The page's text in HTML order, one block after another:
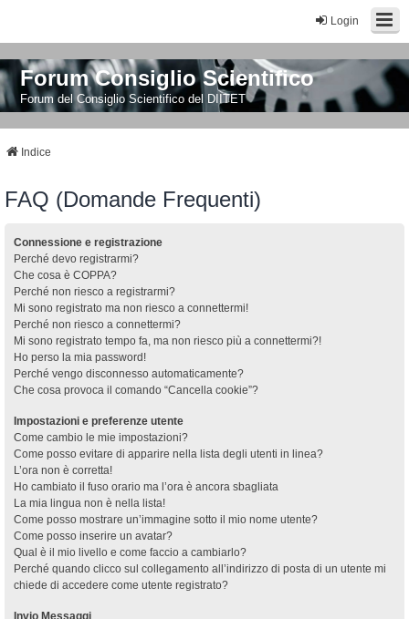
Login
Forum Consiglio Scientifico
Forum del Consiglio Scientifico del DIITET
Indice
FAQ (Domande Frequenti)
Connessione e registrazione
Perché devo registrarmi?
Che cosa è COPPA?
Perché non riesco a registrarmi?
Mi sono registrato ma non riesco a connettermi!
Perché non riesco a connettermi?
Mi sono registrato tempo fa, ma non riesco più a connettermi?!
Ho perso la mia password!
Perché vengo disconnesso automaticamente?
Che cosa provoca il comando “Cancella cookie”?
Impostazioni e preferenze utente
Come cambio le mie impostazioni?
Come posso evitare di apparire nella lista degli utenti in linea?
L’ora non è corretta!
Ho cambiato il fuso orario ma l’ora è ancora sbagliata
La mia lingua non è nella lista!
Come posso mostrare un’immagine sotto il mio nome utente?
Come posso inserire un avatar?
Qual è il mio livello e come faccio a cambiarlo?
Perché quando clicco sul collegamento all’indirizzo di posta di un utente mi
chiede di accedere come utente registrato?
Invio Messaggi